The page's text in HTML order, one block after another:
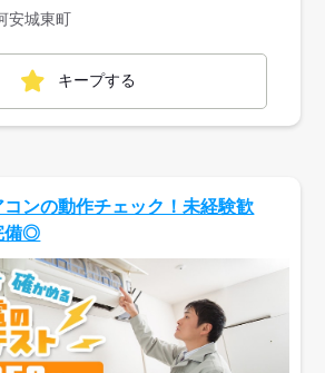
安城東町
キープする
コンの動作チェック！未経験歓
備◎